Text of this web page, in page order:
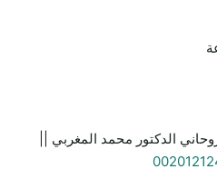
الدكتور محمد المغربي ||